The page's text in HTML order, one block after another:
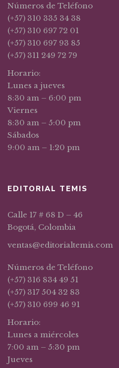
Números de Teléfono
(+57) 310 335 34 38
(+57) 310 697 72 01
(+57) 310 697 93 85
(+57) 311 249 72 79
Horario:
Lunes a jueves
8:30 am – 6:00 pm
Viernes
8:30 am – 5:00 pm
Sábados
9:00 am – 1:20 pm
EDITORIAL TEMIS
Calle 17 # 68 D – 46
Bogotá, Colombia
ventas@editorialtemis.com
Números de Teléfono
(+57) 316 834 49 51
(+57) 317 504 32 83
(+57) 310 699 46 91
Horario:
Lunes a miércoles
7:00 am – 5:30 pm
Jueves